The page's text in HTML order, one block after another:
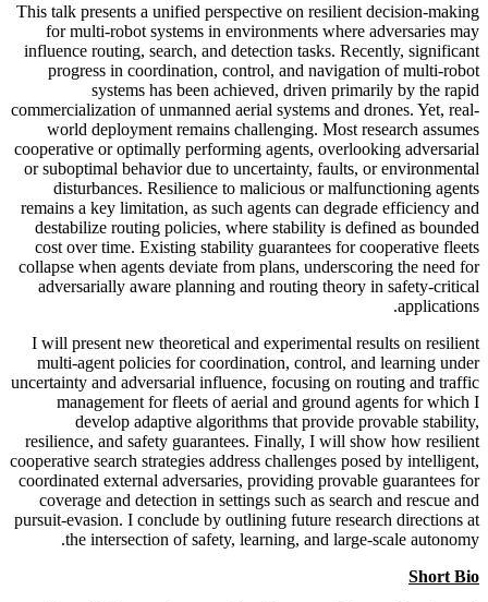
This talk presents a unified perspective on resilient decision-making
for multi-robot systems in environments where adversaries may
influence routing, search, and detection tasks. Recently, significant
progress in coordination, control, and navigation of multi-robot
systems has been achieved, driven primarily by the rapid
commercialization of unmanned aerial systems and drones. Yet, real-
world deployment remains challenging. Most research assumes
cooperative or optimally performing agents, overlooking adversarial
or suboptimal behavior due to uncertainty, faults, or environmental
disturbances. Resilience to malicious or malfunctioning agents
remains a key limitation, as such agents can degrade efficiency and
destabilize routing policies, where stability is defined as bounded
cost over time. Existing stability guarantees for cooperative fleets
collapse when agents deviate from plans, underscoring the need for
adversarially aware planning and routing theory in safety-critical
applications.
I will present new theoretical and experimental results on resilient
multi-agent policies for coordination, control, and learning under
uncertainty and adversarial influence, focusing on routing and traffic
management for fleets of aerial and ground agents for which I
develop adaptive algorithms that provide provable stability,
resilience, and safety guarantees. Finally, I will show how resilient
cooperative search strategies address challenges posed by intelligent,
coordinated external adversaries, providing provable guarantees for
coverage and detection in settings such as search and rescue and
pursuit-evasion. I conclude by outlining future research directions at
the intersection of safety, learning, and large-scale autonomy.
Short Bio